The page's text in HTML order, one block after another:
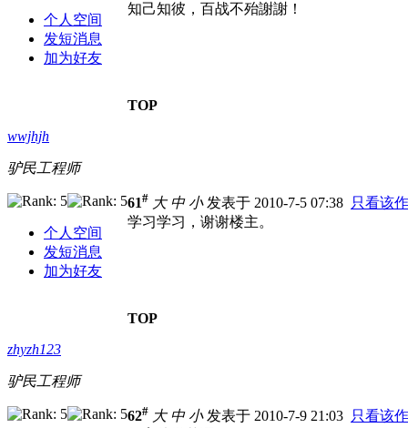
个人空间
发短消息
加为好友
知己知彼，百战不殆謝謝！
TOP
wwjhjh
驴民工程师
个人空间
发短消息
加为好友
61# 大 中 小发表于 2010-7-5 07:38 只看该
学习学习，谢谢楼主。
TOP
zhyzh123
驴民工程师
62# 大 中 小发表于 2010-7-9 21:03 只看该